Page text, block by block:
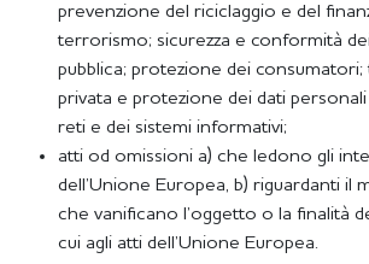
prevenzione del riciclaggio e del
terrorismo; sicurezza e conformità
pubblica; protezione dei consumatori;
privata e protezione dei dati personali
reti e dei sistemi informativi;
atti od omissioni a) che ledono gli
dell’Unione Europea, b) riguardanti il
che vanificano l’oggetto o la finalità
cui agli atti dell’Unione Europea.